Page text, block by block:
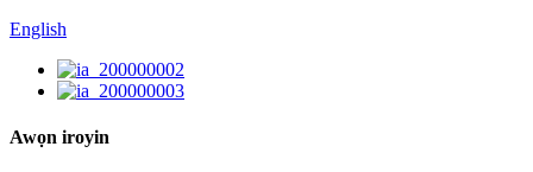
English
Awọn iroyin